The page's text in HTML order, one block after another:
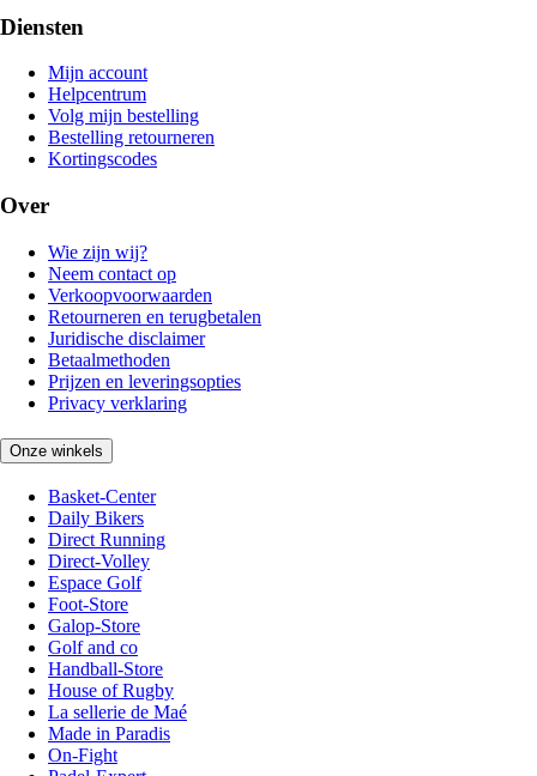
Diensten
Mijn account
Helpcentrum
Volg mijn bestelling
Bestelling retourneren
Kortingscodes
Over
Wie zijn wij?
Neem contact op
Verkoopvoorwaarden
Retourneren en terugbetalen
Juridische disclaimer
Betaalmethoden
Prijzen en leveringsopties
Privacy verklaring
Onze winkels
Basket-Center
Daily Bikers
Direct Running
Direct-Volley
Espace Golf
Foot-Store
Galop-Store
Golf and co
Handball-Store
House of Rugby
La sellerie de Maé
Made in Paradis
On-Fight